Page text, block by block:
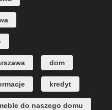
dom
kredyt
do naszego domu